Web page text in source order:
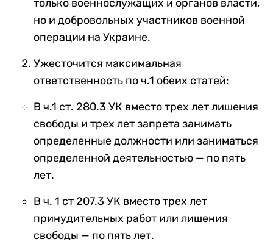
только военнослужащих и органов власти,
но и добровольных участников военной
операции на Украине.
Ужесточится максимальная
ответственность по ч.1 обеих статей:
В ч.1 ст. 280.3 УК вместо трех лет лишения
свободы и трех лет запрета занимать
определенные должности или заниматься
определенной деятельностью — по пять
лет.
В ч. 1 ст 207.3 УК вместо трех лет
принудительных работ или лишения
свободы — по пять лет.